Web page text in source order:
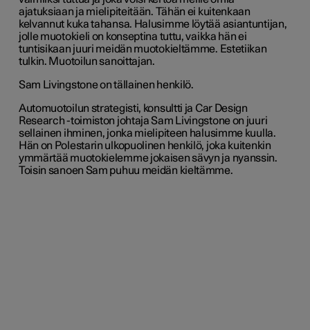
ajatuksiaan ja mielipiteitään. Tähän ei kuitenkaan
kelvannut kuka tahansa. Halusimme löytää asiantuntijan,
jolle muotokieli on konseptina tuttu, vaikka hän ei
tuntisikaan juuri meidän muotokieltämme. Estetiikan
tulkin. Muotoilun sanoittajan.
Sam Livingstone on tällainen henkilö.
Automuotoilun strategisti, konsultti ja Car Design
Research -toimiston johtaja Sam Livingstone on juuri
sellainen ihminen, jonka mielipiteen halusimme kuulla.
Hän on Polestarin ulkopuolinen henkilö, joka kuitenkin
ymmärtää muotokielemme jokaisen sävyn ja nyanssin.
Toisin sanoen Sam puhuu meidän kieltämme.